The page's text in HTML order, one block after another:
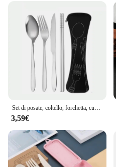
3,59€